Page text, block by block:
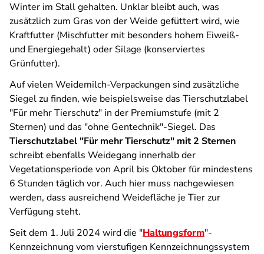
Winter im Stall gehalten. Unklar bleibt auch, was
zusätzlich zum Gras von der Weide gefüttert wird, wie
Kraftfutter (Mischfutter mit besonders hohem Eiweiß-
und Energiegehalt) oder Silage (konserviertes
Grünfutter).
Auf vielen Weidemilch-Verpackungen sind zusätzliche
Siegel zu finden, wie beispielsweise das Tierschutzlabel
"Für mehr Tierschutz" in der Premiumstufe (mit 2
Sternen) und das "ohne Gentechnik"-Siegel. Das
Tierschutzlabel "Für mehr Tierschutz" mit 2 Sternen
schreibt ebenfalls Weidegang innerhalb der
Vegetationsperiode von April bis Oktober für mindestens
6 Stunden täglich vor. Auch hier muss nachgewiesen
werden, dass ausreichend Weidefläche je Tier zur
Verfügung steht.
Seit dem 1. Juli 2024 wird die "Haltungsform"-
Kennzeichnung vom vierstufigen Kennzeichnungssystem